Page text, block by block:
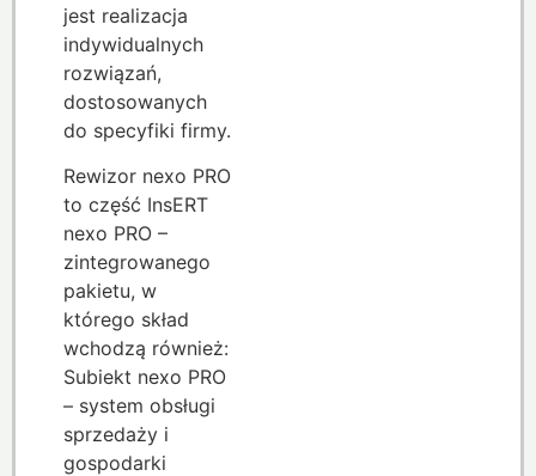
jest realizacja
indywidualnych
rozwiązań,
dostosowanych
do specyfiki firmy.
Rewizor nexo PRO
to część InsERT
nexo PRO –
zintegrowanego
pakietu, w
którego skład
wchodzą również:
Subiekt nexo PRO
– system obsługi
sprzedaży i
gospodarki